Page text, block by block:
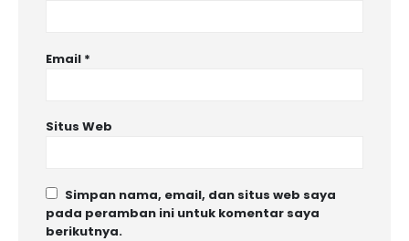
Email *
Situs Web
Simpan nama, email, dan situs web saya
pada peramban ini untuk komentar saya
berikutnya.